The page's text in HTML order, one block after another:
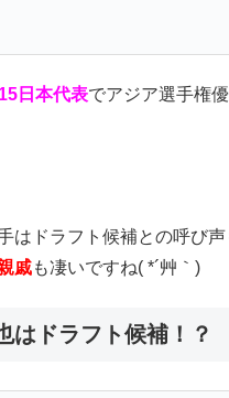
日本代表でアジア選手権
はドラフト候補との呼び
戚も凄いですね( *´艸｀)
はドラフト候補！？